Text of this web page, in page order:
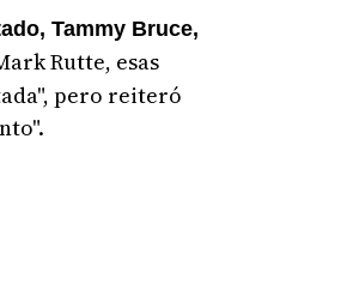
Tammy Bruce,
Rutte, esas
pero reiteró